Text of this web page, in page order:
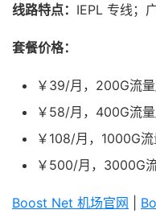
线路特点： IEPL 专线；
套餐价格：
￥39/月，200G流量/
￥58/月，400G流量/
￥108/月，1000G流
￥500/月，3000G流
Boost Net 机场官网